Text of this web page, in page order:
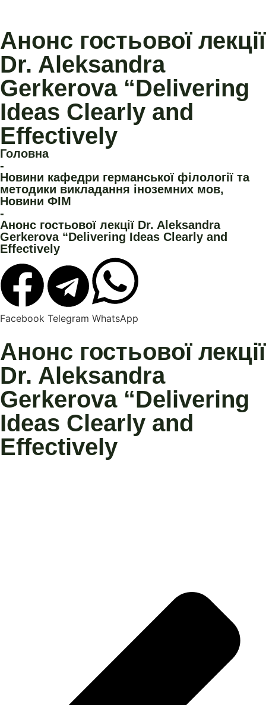
Анонс гостьової лекції
Dr. Aleksandra
Gerkerova “Delivering
Ideas Clearly and
Effectively
Головна
-
Новини кафедри германської філології та
методики викладання іноземних мов,
Новини ФІМ
-
Анонс гостьової лекції Dr. Aleksandra
Gerkerova “Delivering Ideas Clearly and
Effectively
Facebook Telegram WhatsApp
Анонс гостьової лекції
Dr. Aleksandra
Gerkerova “Delivering
Ideas Clearly and
Effectively